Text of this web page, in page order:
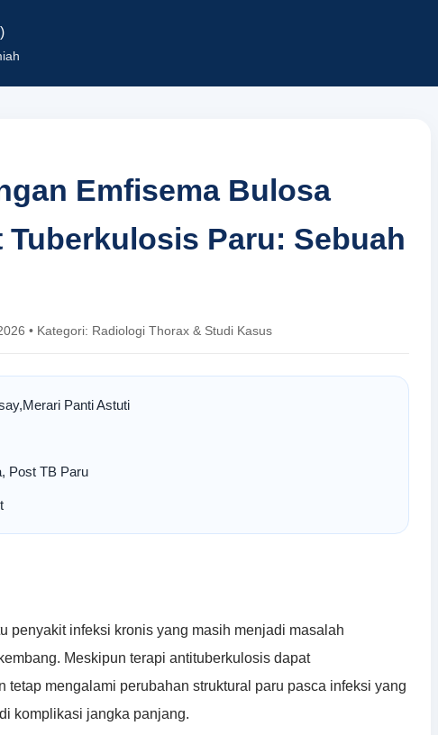
Emfisema Bulosa
Tuberkulosis Paru: Sebuah
• Kategori: Radiologi Thorax & Studi Kasus
Panti Astuti
Post TB Paru
penyakit infeksi kronis yang masih menjadi masalah
Meskipun terapi antituberkulosis dapat
mengalami perubahan struktural paru pasca infeksi yang
komplikasi jangka panjang.